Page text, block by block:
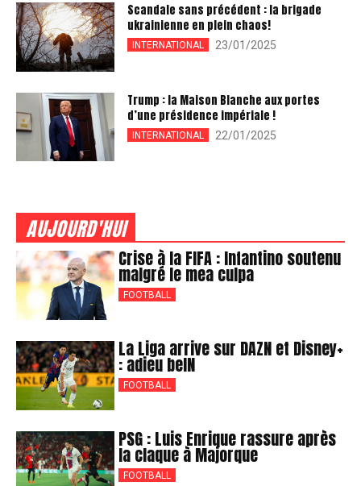
Scandale sans précédent : la brigade
ukrainienne en plein chaos!
INTERNATIONAL 23/01/2025
Trump : la Maison Blanche aux portes
d’une présidence impériale !
INTERNATIONAL 22/01/2025
AUJOURD'HUI
Crise à la FIFA : Infantino soutenu
malgré le mea culpa
FOOTBALL
La Liga arrive sur DAZN et Disney+
: adieu beIN
FOOTBALL
PSG : Luis Enrique rassure après
la claque à Majorque
FOOTBALL